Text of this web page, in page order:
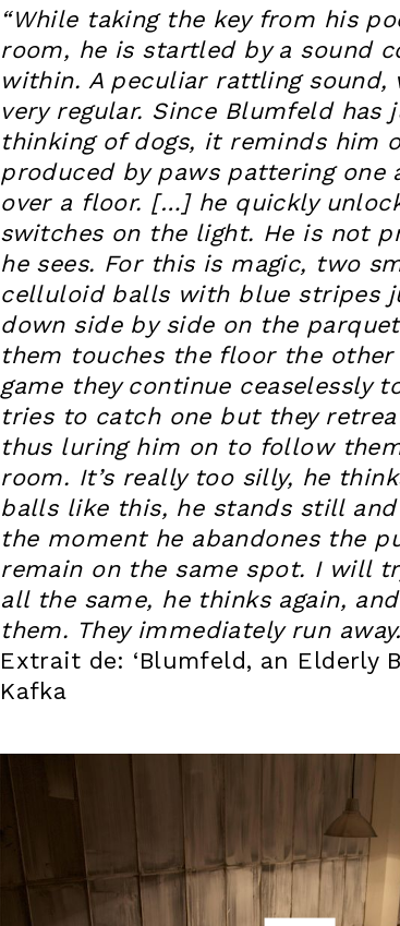
“While taking the key from his
room, he is startled by a sound
within. A peculiar rattling sound,
very regular. Since Blumfeld has
thinking of dogs, it reminds him
produced by paws pattering one
over a floor. […] he quickly
switches on the light. He is not
he sees. For this is magic, two
celluloid balls with blue stripes
down side by side on the
them touches the floor the other
game they continue ceaselessly
tries to catch one but they
thus luring him on to follow
room. It’s really too silly, he
balls like this, he stands still
the moment he abandones the
remain on the same spot. I will
all the same, he thinks again,
them. They immediately run
Extrait de: ‘Blumfeld, an Elderly
Kafka